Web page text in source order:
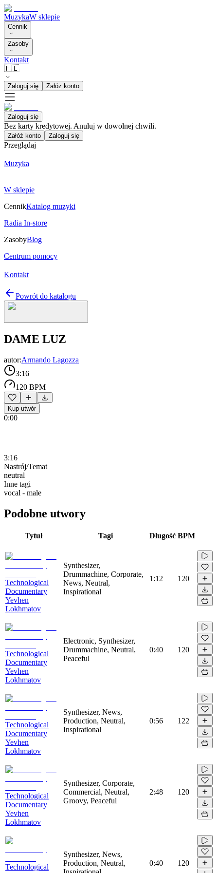
MuzykaW sklepie
Cennik
Zasoby
Kontakt
🇵🇱
Zaloguj się Załóż konto
Zaloguj się
Bez karty kredytowej. Anuluj w dowolnej chwili.
Załóż konto Zaloguj się
Przeglądaj
Muzyka
W sklepie
CennikKatalog muzyki
Radia In-store
ZasobyBlog
Centrum pomocy
Kontakt
Powrót do katalogu
DAME LUZ
autor:Armando Lagozza
3:16
120 BPM
Kup utwór
0:00
3:16
Nastrój/Temat
neutral
Inne tagi
vocal - male
Podobne utwory
Tytuł Tagi Długość BPM
Technological
Documentary
Yevhen
Lokhmatov
Synthesizer,
Drummachine, Corporate,
News, Neutral,
Inspirational
1:12 120
Technological
Documentary
Yevhen
Lokhmatov
Electronic, Synthesizer,
Drummachine, Neutral,
Peaceful
0:40 120
Technological
Documentary
Yevhen
Lokhmatov
Synthesizer, News,
Production, Neutral,
Inspirational
0:56 122
Technological
Documentary
Yevhen
Lokhmatov
Synthesizer, Corporate,
Commercial, Neutral,
Groovy, Peaceful
2:48 120
Technological
Synthesizer, News,
Production, Neutral,
0:40 120